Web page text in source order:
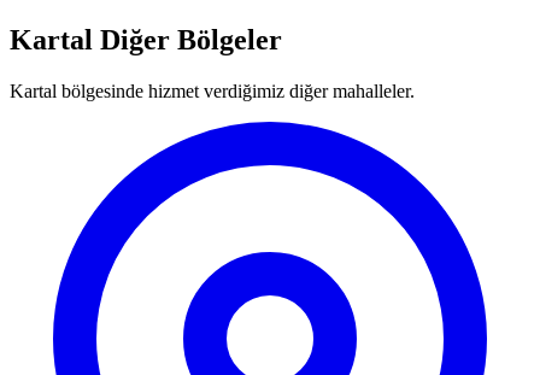
Kartal Diğer Bölgeler
Kartal bölgesinde hizmet verdiğimiz diğer mahalleler.